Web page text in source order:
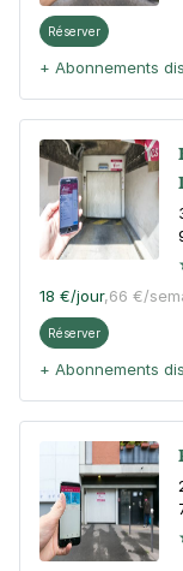
Réserver
+ Abonnements
18 €/jour,66 €/
Réserver
+ Abonnements